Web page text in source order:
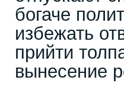
богаче
избежать
прийти
вынесение